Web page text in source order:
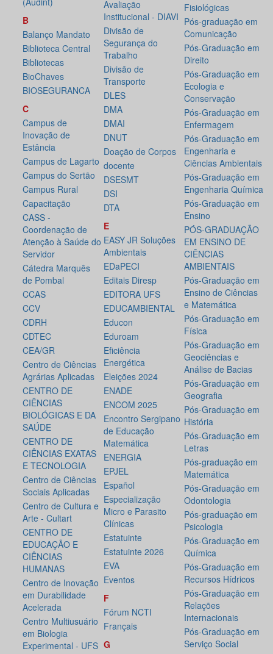
B
Balanço Mandato
Biblioteca Central
Bibliotecas
BioChaves
BIOSEGURANCA
C
Campus de
Inovação de
Estância
Campus de Lagarto
Campus do Sertão
Campus Rural
Capacitação
CASS -
Coordenação de
Atenção à Saúde do
Servidor
Cátedra Marquês
de Pombal
CCAS
CCV
CDRH
CDTEC
CEA/GR
Centro de Ciências
Agrárias Aplicadas
CENTRO DE
CIÊNCIAS
BIOLÓGICAS E DA
SAÚDE
CENTRO DE
CIÊNCIAS EXATAS
E TECNOLOGIA
Centro de Ciências
Sociais Aplicadas
Centro de Cultura e
Arte - Cultart
CENTRO DE
EDUCAÇÃO E
CIÊNCIAS
HUMANAS
Centro de Inovação
em Durabilidade
Acelerada
Centro Multiusuário
em Biologia
Experimental - UFS
Avaliação
Institucional - DIAVI
Divisão de
Segurança do
Trabalho
Divisão de
Transporte
DLES
DMA
DMAI
DNUT
Doação de Corpos
docente
DSESMT
DSI
DTA
E
EASY JR Soluções
Ambientais
EDaPECI
Editais Diresp
EDITORA UFS
EDUCAMBIENTAL
Educon
Eduroam
Eficiência
Energética
Eleições 2024
ENADE
ENCOM 2025
Encontro Sergipano
de Educação
Matemática
ENERGIA
EPJEL
Español
Especialização
Micro e Parasito
Clínicas
Estatuinte
Estatuinte 2026
EVA
Eventos
F
Fórum NCTI
Français
G
Fisiológicas
Pós-graduação em
Comunicação
Pós-Graduação em
Direito
Pós-Graduação em
Ecologia e
Conservação
Pós-Graduação em
Enfermagem
Pós-Graduação em
Engenharia e
Ciências Ambientais
Pós-Graduação em
Engenharia Química
Pós-Graduação em
Ensino
PÓS-GRADUAÇÃO
EM ENSINO DE
CIÊNCIAS
AMBIENTAIS
Pós-Graduação em
Ensino de Ciências
e Matemática
Pós-Graduação em
Física
Pós-Graduação em
Geociências e
Análise de Bacias
Pós-Graduação em
Geografia
Pós-Graduação em
História
Pós-Graduação em
Letras
Pós-graduação em
Matemática
Pós-Graduação em
Odontologia
Pós-graduação em
Psicologia
Pós-Graduação em
Química
Pós-Graduação em
Recursos Hídricos
Pós-Graduação em
Relações
Internacionais
Pós-Graduação em
Serviço Social